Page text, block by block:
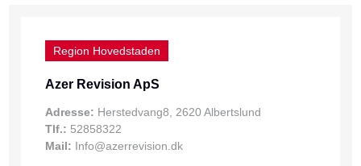
Region Hovedstaden
Azer Revision ApS
Adresse: Herstedvang8, 2620 Albertslund
Tlf.: 52858322
Mail: Info@azerrevision.dk